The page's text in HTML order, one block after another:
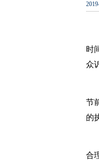
时
众
节
的
合